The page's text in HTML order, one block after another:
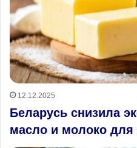
12.12.2025
Беларусь снизила
масло и молоко для